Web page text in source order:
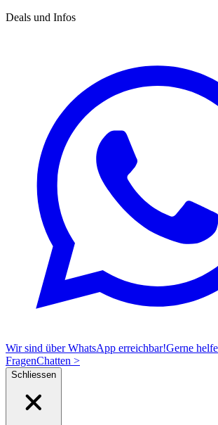
Deals und Infos
Wir sind über WhatsApp erreichbar!Gerne
FragenChatten >
Schliessen